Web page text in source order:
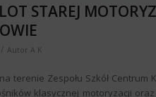
STAREJ
/ AutorA K
terenie Zespołu Szkół Centrum
klasycznej motoryzacji